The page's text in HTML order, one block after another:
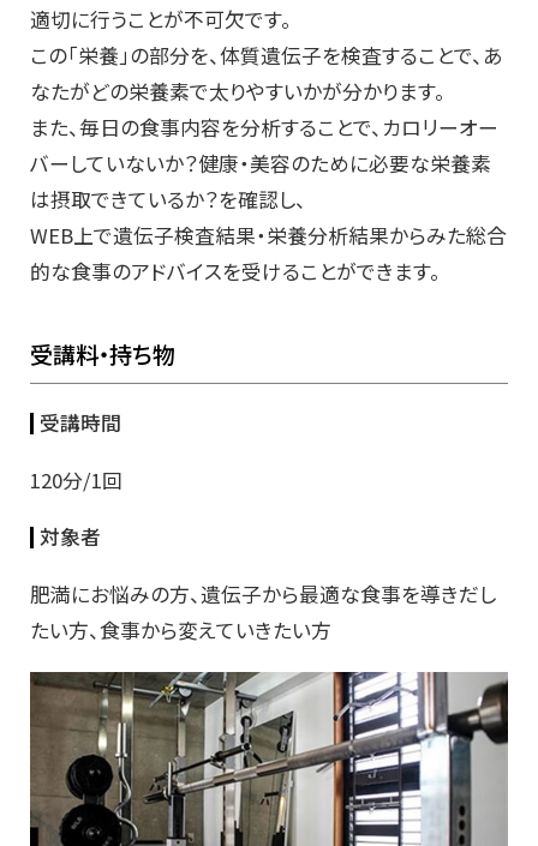
適切に行うことが不可欠です。
この「栄養」の部分を、体質遺伝子を検査することで、あ
なたがどの栄養素で太りやすいかが分かります。
また、毎日の食事内容を分析することで、カロリーオー
バーしていないか？健康・美容のために必要な栄養素
は摂取できているか？を確認し、
WEB上で遺伝子検査結果・栄養分析結果からみた総合
的な食事のアドバイスを受けることができます。
受講料・持ち物
受講時間
120分/1回
対象者
肥満にお悩みの方、遺伝子から最適な食事を導きだし
たい方、食事から変えていきたい方